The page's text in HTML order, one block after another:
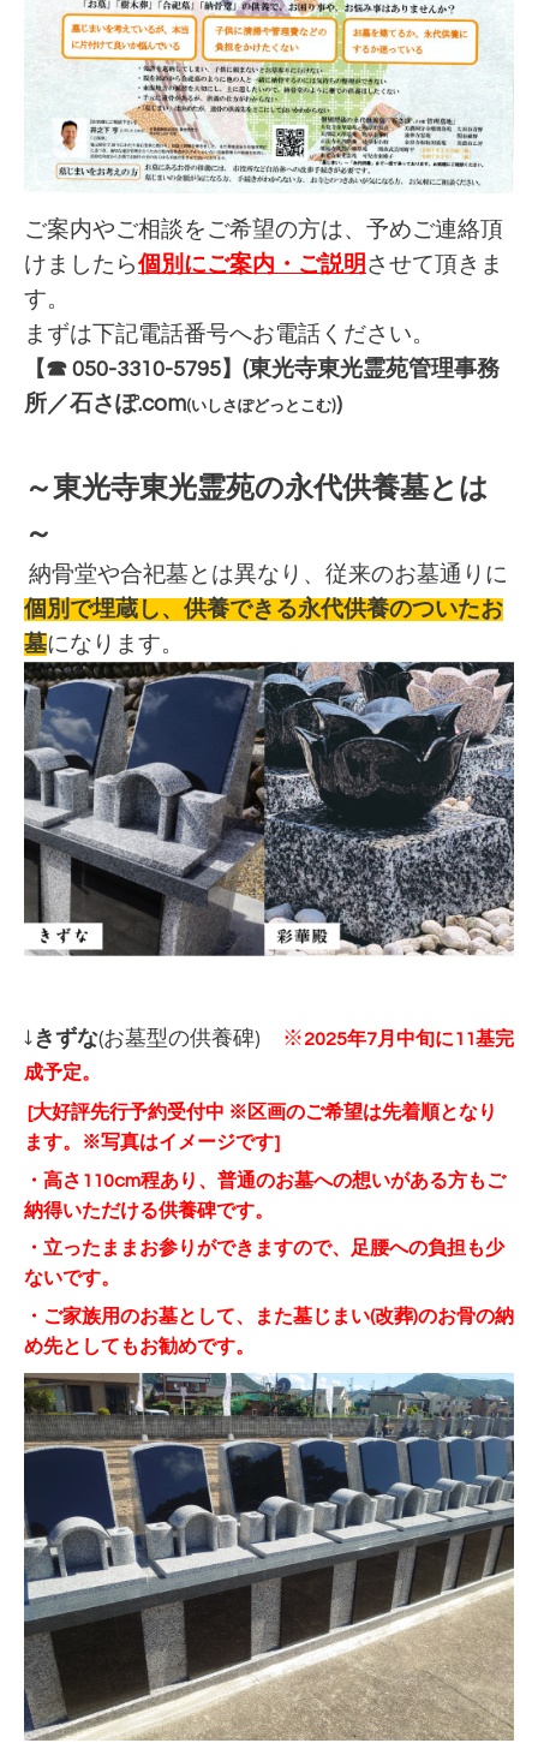
ご案内やご相談をご希望の方は、 予めご連絡頂
けましたら個別にご案内・ご説明 させて頂きま
す。
まずは下記電話番号へお電話ください。
【☎ 050-3310-5795】 (東光寺東光霊苑管理事務
所／石さぽ.com(いしさぽどっとこむ))
～東光寺東光霊苑の永代供養墓とは
～
納骨堂や合祀墓とは異なり、従来のお墓通りに
個別で埋蔵し、供養できる永代供養のついたお
墓になります。
↓きずな(お墓型の供養碑) ※2025年7月中旬に11基完
成予定。
[大好評先行予約受付中 ※区画のご希望は先着順となり
ます。※写真はイメージです]
・高さ110cm程あり、普通のお墓への想いがある方もご
納得いただける供養碑です。
・立ったままお参りができますので、足腰への負担も少
ないです。
・ご家族用のお墓として、また墓じまい(改葬)のお骨の納
め先としてもお勧めです。